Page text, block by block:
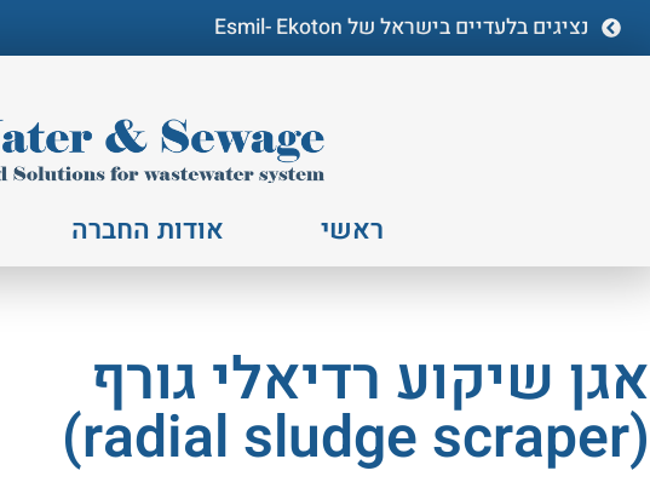
נציגים בלעדיים בישראל של Esmil- Ekoton
ראשי אודות החברה
אגן שיקוע רדיאלי גורף
(radial sludge scraper)